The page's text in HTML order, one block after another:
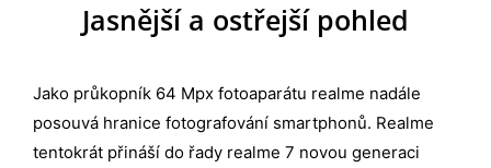
Jasnější a ostřejší pohled
Jako průkopník 64 Mpx fotoaparátu realme nadále
posouvá hranice fotografování smartphonů. Realme
tentokrát přináší do řady realme 7 novou generaci